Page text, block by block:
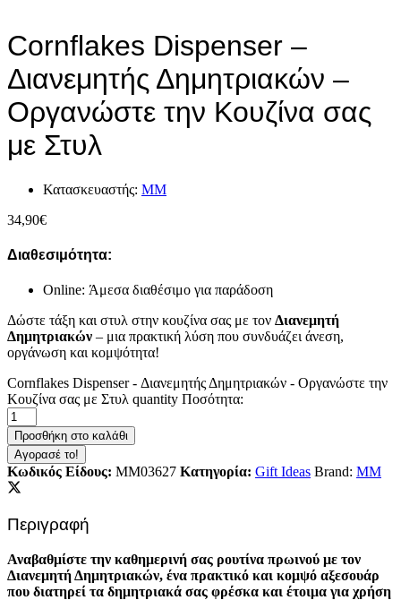
Cornflakes Dispenser –
Διανεμητής Δημητριακών –
Οργανώστε την Κουζίνα σας
με Στυλ
Κατασκευαστής: MM
34,90€
Διαθεσιμότητα:
Online: Άμεσα διαθέσιμο για παράδοση
Δώστε τάξη και στυλ στην κουζίνα σας με τον Διανεμητή
Δημητριακών – μια πρακτική λύση που συνδυάζει άνεση,
οργάνωση και κομψότητα!
Cornflakes Dispenser - Διανεμητής Δημητριακών - Οργανώστε την
Κουζίνα σας με Στυλ quantity Ποσότητα:
Προσθήκη στο καλάθι
Αγορασέ το!
Κωδικός Είδους: MM03627 Κατηγορία: Gift Ideas Brand: MM
Περιγραφή
Αναβαθμίστε την καθημερινή σας ρουτίνα πρωινού με τον
Διανεμητή Δημητριακών, ένα πρακτικό και κομψό αξεσουάρ
που διατηρεί τα δημητριακά σας φρέσκα και έτοιμα για χρήση